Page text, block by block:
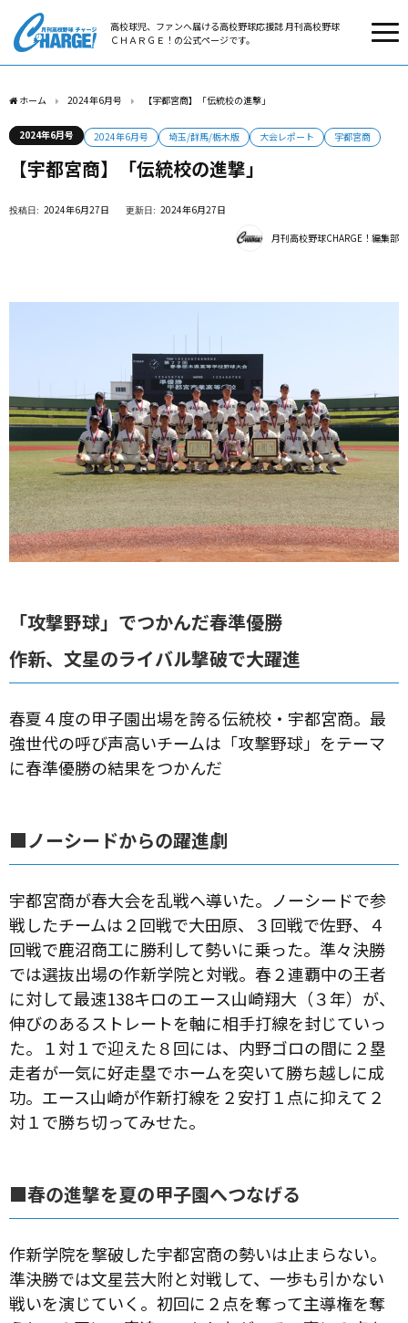
高校球児、ファンへ届ける高校野球応援誌 月刊高校野球
ＣＨＡＲＧＥ！の公式ページです。
ホーム 2024年6月号 【宇都宮商】「伝統校の進撃」
2024年6月号 2024年6月号 埼玉/群馬/栃木版 大会レポート 宇都宮商
【宇都宮商】「伝統校の進撃」
2024年6月27日 2024年6月27日
月刊高校野球CHARGE！編集部
「攻撃野球」でつかんだ春準優勝
作新、文星のライバル撃破で大躍進
春夏４度の甲子園出場を誇る伝統校・宇都宮商。最
強世代の呼び声高いチームは「攻撃野球」をテーマ
に春準優勝の結果をつかんだ
■ノーシードからの躍進劇
宇都宮商が春大会を乱戦へ導いた。ノーシードで参
戦したチームは２回戦で大田原、３回戦で佐野、４
回戦で鹿沼商工に勝利して勢いに乗った。準々決勝
では選抜出場の作新学院と対戦。春２連覇中の王者
に対して最速138キロのエース山崎翔大（３年）が、
伸びのあるストレートを軸に相手打線を封じていっ
た。１対１で迎えた８回には、内野ゴロの間に２塁
走者が一気に好走塁でホームを突いて勝ち越しに成
功。エース山崎が作新打線を２安打１点に抑えて２
対１で勝ち切ってみせた。
■春の進撃を夏の甲子園へつなげる
作新学院を撃破した宇都宮商の勢いは止まらない。
準決勝では文星芸大附と対戦して、一歩も引かない
戦いを演じていく。初回に２点を奪って主導権を奪